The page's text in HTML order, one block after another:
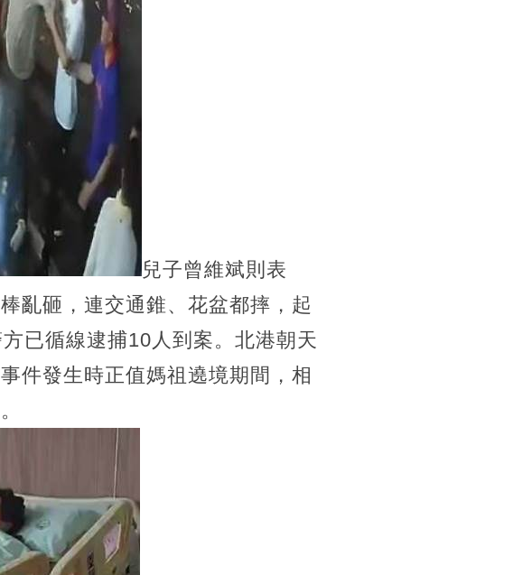
兒子曾維斌則表
亂砸，連交通錐、花盆都摔，起
已循線逮捕10人到案。北港朝天
件發生時正值媽祖遶境期間，相